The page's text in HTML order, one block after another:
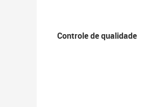
Controle de qualidade